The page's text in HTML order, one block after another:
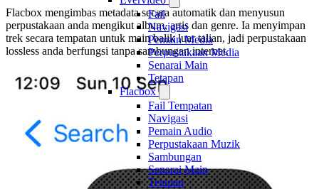
Fail
Navigasi
Pemain Media
Perpustakaan Media
Senarai Main
Tetapan
Flacbox
Fail Tempatan
Navigasi
Pemain Audio
Perpustakaan Muzik
Sambungan
Senarai Main
Tetapan
Flacbox mengimbas metadata secara automatik dan menyusun
perpustakaan anda mengikut album, artis dan genre. Ia menyimpan
trek secara tempatan untuk main balik luar talian, jadi perpustakaan
lossless anda berfungsi tanpa sambungan internet.